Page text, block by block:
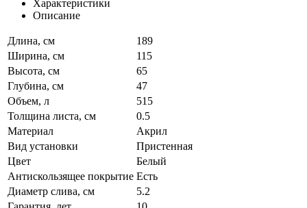
Характеристики
Описание
Длина, см
189
Ширина, см
115
Высота, см
65
Глубина, см
47
Объем, л
515
Толщина листа, см
0.5
Материал
Акрил
Вид установки
Пристенная
Цвет
Белый
Антискользящее покрытие Есть
Диаметр слива, см
5.2